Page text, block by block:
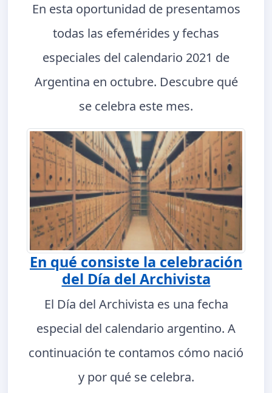
En esta oportunidad de presentamos
todas las efemérides y fechas
especiales del calendario 2021 de
Argentina en octubre. Descubre qué
se celebra este mes.
En qué consiste la celebración
del Día del Archivista
El Día del Archivista es una fecha
especial del calendario argentino. A
continuación te contamos cómo nació
y por qué se celebra.